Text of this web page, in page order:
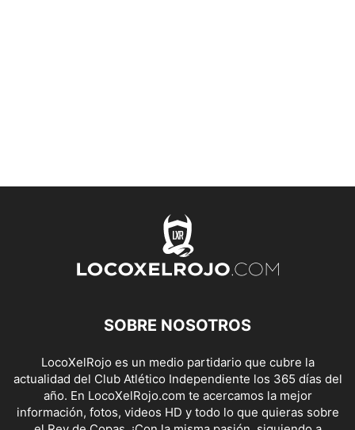
SOBRE NOSOTROS
LocoXelRojo es un medio partidario que cubre la
actualidad del Club Atlético Independiente los 365 días del
año. En LocoXelRojo.com te acercamos la mejor
información, fotos, videos HD y todo lo que quieras sobre